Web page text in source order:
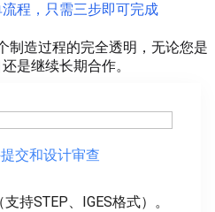
程，只需三步即可完成
制造过程的完全透明，无论您是
是继续长期合作。
提交和设计审查
持STEP、IGES格式）。